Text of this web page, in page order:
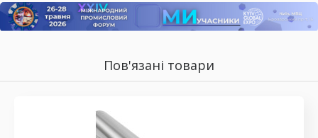
Пов'язані товари